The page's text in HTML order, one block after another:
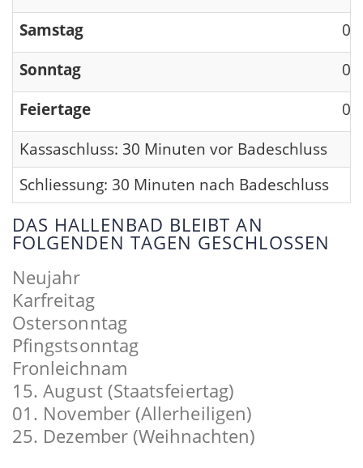
Samstag
Sonntag
Feiertage
Kassaschluss: 30 Minuten vor Badeschluss
Schliessung: 30 Minuten nach Badeschluss
DAS HALLENBAD BLEIBT AN
FOLGENDEN TAGEN GESCHLOSSEN
Neujahr
Karfreitag
Ostersonntag
Pfingstsonntag
Fronleichnam
15. August (Staatsfeiertag)
01. November (Allerheiligen)
25. Dezember (Weihnachten)